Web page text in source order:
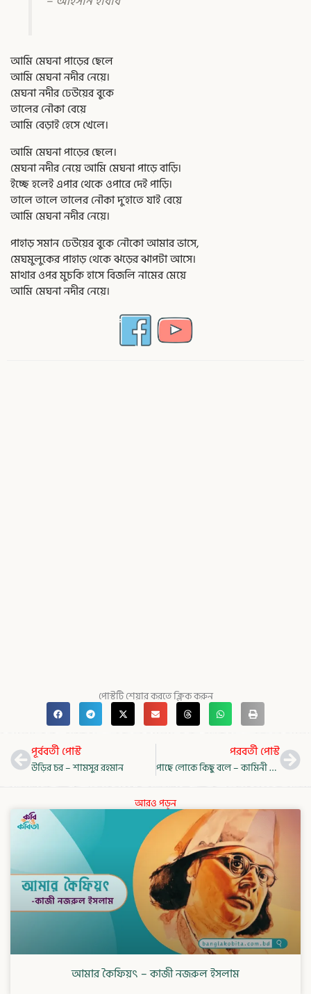
আমি মেঘনা পাড়ের ছেলে
আমি মেঘনা নদীর নেয়ে।
মেঘনা নদীর ঢেউয়ের বুকে
তালের নৌকা বেয়ে
আমি বেড়াই হেসে খেলে।
আমি মেঘনা পাড়ের ছেলে।
মেঘনা নদীর নেয়ে আমি মেঘনা পাড়ে বাড়ি।
ইচ্ছে হলেই এপার থেকে ওপারে দেই পাড়ি।
তালে তালে তালের নৌকা দু’হাতে যাই বেয়ে
আমি মেঘনা নদীর নেয়ে।
পাহাড় সমান ঢেউয়ের বুকে নৌকো আমার ভাসে,
মেঘমুলুকের পাহাড় থেকে ঝড়ের ঝাপটা আসে।
মাথার ওপর মুচকি হাসে বিজলি নামের মেয়ে
আমি মেঘনা নদীর নেয়ে।
পোস্টটি শেয়ার করতে ক্লিক করুন
Prevপূর্ববর্তী পোস্ট
উড়ির চর – শামসুর রহমান
পরবর্তী পোস্ট
পাছে লোকে কিছু বলে – কামিনী রায়
আরও পড়ুন
আমার কৈফিয়ৎ – কাজী নজরুল ইসলাম